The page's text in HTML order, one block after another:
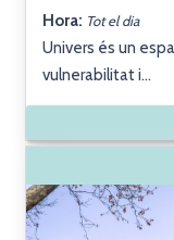
Hora: Tot el dia
Univers és un
vulnerabilitat i...